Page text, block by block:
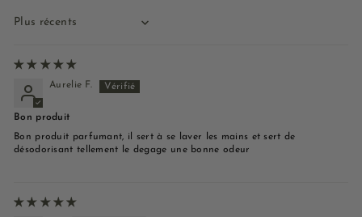
Sort by
Aurelie F.
Bon produit
Bon produit parfumant, il sert à se laver les mains et sert de
désodorisant tellement le degage une bonne odeur